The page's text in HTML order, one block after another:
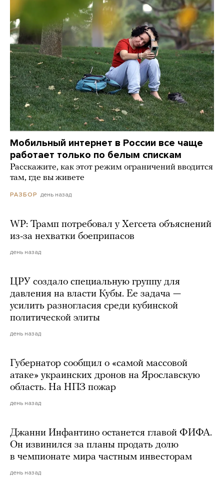
Мобильный интернет в России все чаще
работает только по белым спискам
Расскажите, как этот режим ограничений вводится
там, где вы живете
РАЗБОР день назад
WP: Трамп потребовал у Хегсета объяснений
из-за нехватки боеприпасов
день назад
ЦРУ создало специальную группу для
давления на власти Кубы. Ее задача —
усилить разногласия среди кубинской
политической элиты
день назад
Губернатор сообщил о «самой массовой
атаке» украинских дронов на Ярославскую
область. На НПЗ пожар
день назад
Джанни Инфантино останется главой ФИФА.
Он извинился за планы продать долю
в чемпионате мира частным инвесторам
день назад